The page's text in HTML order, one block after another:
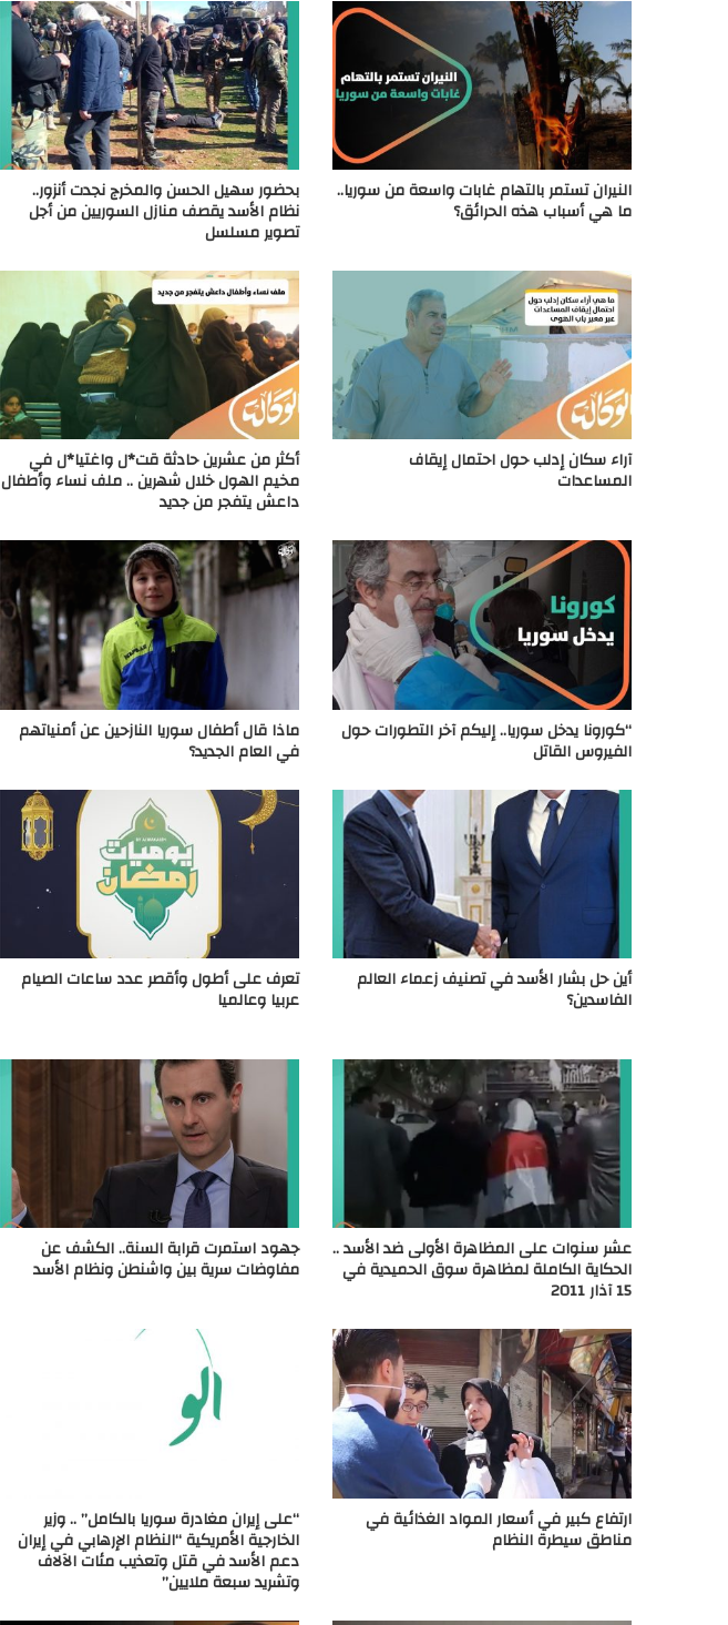
النيران تستمر بالتهام غابات واسعة من سوريا..
ما هي أسباب هذه الحرائق؟
بحضور سهيل الحسن والمخرج نجدت أنزور..
نظام الأسد يقصف منازل السوريين من أجل
تصوير مسلسل
آراء سكان إدلب حول احتمال إيقاف
المساعدات
أكثر من عشرين حادثة قت*ل واغتيا*ل في
مخيم الهول خلال شهرين .. ملف نساء وأطفال
داعش يتفجر من جديد
“كورونا يدخل سوريا.. إليكم آخر التطورات حول
الفيروس القاتل
ماذا قال أطفال سوريا النازحين عن أمنياتهم
في العام الجديد؟
أين حل بشار الأسد في تصنيف زعماء العالم
الفاسدين؟
تعرف على أطول وأقصر عدد ساعات الصيام
عربيا وعالميا
عشر سنوات على المظاهرة الأولى ضد الأسد ..
الحكاية الكاملة لمظاهرة سوق الحميدية في
15 آذار 2011
جهود استمرت قرابة السنة.. الكشف عن
مفاوضات سرية بين واشنطن ونظام الأسد
ارتفاع كبير في أسعار المواد الغذائية في
مناطق سيطرة النظام
“على إيران مغادرة سوريا بالكامل” .. وزير
الخارجية الأمريكية “النظام الإرهابي في إيران
دعم الأسد في قتل وتعذيب مئات الآلاف
وتشريد سبعة ملايين”